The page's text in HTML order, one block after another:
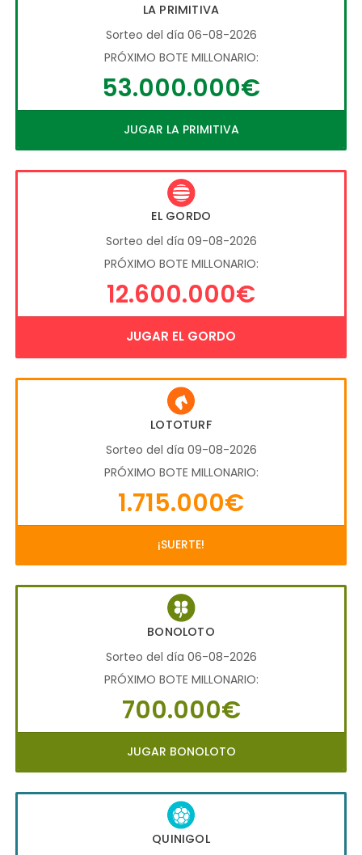
LA PRIMITIVA
Sorteo del día 06-08-2026
PRÓXIMO BOTE MILLONARIO:
53.000.000€
JUGAR LA PRIMITIVA
EL GORDO
Sorteo del día 09-08-2026
PRÓXIMO BOTE MILLONARIO:
12.600.000€
JUGAR EL GORDO
LOTOTURF
Sorteo del día 09-08-2026
PRÓXIMO BOTE MILLONARIO:
1.715.000€
¡SUERTE!
BONOLOTO
Sorteo del día 06-08-2026
PRÓXIMO BOTE MILLONARIO:
700.000€
JUGAR BONOLOTO
QUINIGOL